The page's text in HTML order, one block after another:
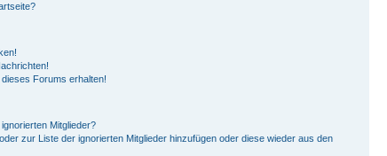
Forums erhalten!
Mitglieder?
zur Liste der ignorierten Mitglieder hinzufügen oder diese wieder aus den